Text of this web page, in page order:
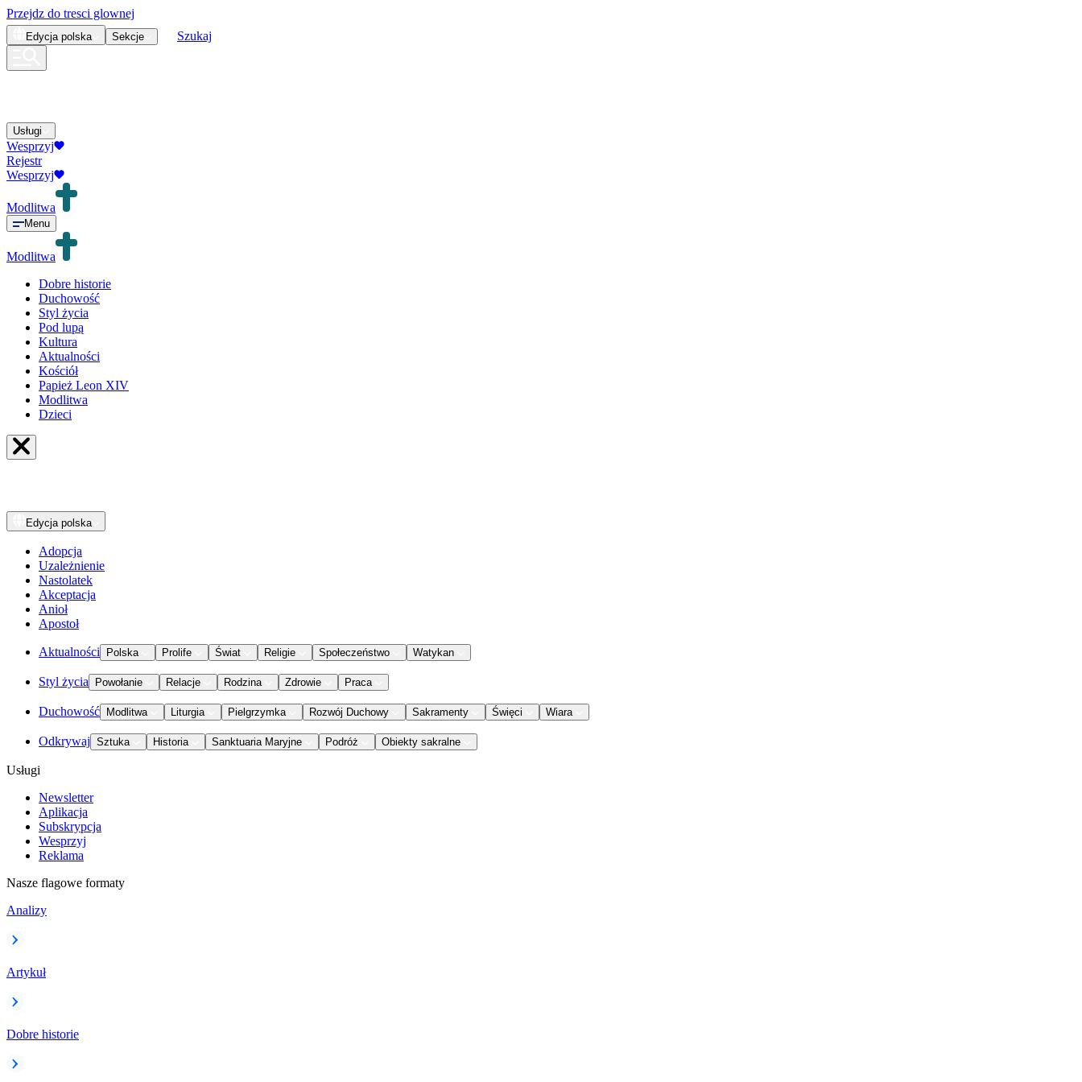
Przejdz do tresci glownej
Edycja polska Sekcje Szukaj
Usługi
Wesprzyj
Rejestr
Wesprzyj
Modlitwa
Menu
Modlitwa
Dobre historie
Duchowość
Styl życia
Pod lupą
Kultura
Aktualności
Kościół
Papież Leon XIV
Modlitwa
Dzieci
Edycja polska
Adopcja
Uzależnienie
Nastolatek
Akceptacja
Anioł
Apostoł
Aktualności Polska Prolife Świat Religie Społeczeństwo Watykan
Styl życia Powołanie Relacje Rodzina Zdrowie Praca
Duchowość Modlitwa Liturgia Pielgrzymka Rozwój Duchowy Sakramenty Święci Wiara
Odkrywaj Sztuka Historia Sanktuaria Maryjne Podróż Obiekty sakralne
Usługi
Newsletter
Aplikacja
Subskrypcja
Wesprzyj
Reklama
Nasze flagowe formaty
Analizy
Artykuł
Dobre historie